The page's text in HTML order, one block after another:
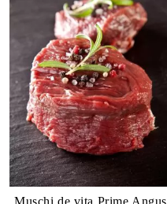
Muschi de vita Prime Angus